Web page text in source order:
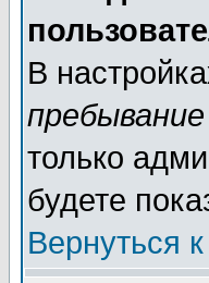
В
только
будете
Вернуться